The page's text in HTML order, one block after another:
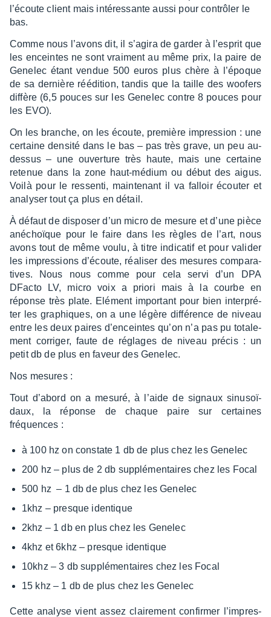
l’écoute client mais inté­res­sante aussi pour contrô­ler le
bas.
Comme nous l’avons dit, il s’agira de garder à l’es­prit que
les enceintes ne sont vrai­ment au même prix, la paire de
Gene­lec étant vendue 500 euros plus chère à l’époque
de sa dernière réédi­tion, tandis que la taille des woofers
diffère (6,5 pouces sur les Gene­lec contre 8 pouces pour
les EVO).
On les branche, on les écoute, première impres­sion : une
certaine densité dans le bas – pas très grave, un peu au-
dessus – une ouver­ture très haute, mais une certaine
rete­nue dans la zone haut-médium ou début des aigus.
Voilà pour le ressenti, main­te­nant il va falloir écou­ter et
analy­ser tout ça plus en détail.
À défaut de dispo­ser d’un micro de mesure et d’une pièce
anéchoïque pour le faire dans les règles de l’art, nous
avons tout de même voulu, à titre indi­ca­tif et pour vali­der
les impres­sions d’écoute, réali­ser des mesures compa­ra­
tives. Nous nous comme pour cela servi d’un DPA
DFacto LV, micro voix a priori mais à la courbe en
réponse très plate. Elément impor­tant pour bien inter­pré­
ter les graphiques, on a une légère diffé­rence de niveau
entre les deux paires d’en­ceintes qu’on n’a pas pu tota­le­
ment corri­ger, faute de réglages de niveau précis : un
petit db de plus en faveur des Gene­lec.
Nos mesures :
Tout d’abord on a mesuré, à l’aide de signaux sinu­soï­
daux, la réponse de chaque paire sur certaines
fréquences :
à 100 hz on constate 1 db de plus chez les Gene­lec
200 hz – plus de 2 db supplé­men­taires chez les Focal
500 hz – 1 db de plus chez les Gene­lec
1khz – presque iden­tique
2khz – 1 db en plus chez les Gene­lec
4khz et 6khz – presque iden­tique
10khz – 3 db supplé­men­taires chez les Focal
15 khz – 1 db de plus chez les Gene­lec
Cette analyse vient assez clai­re­ment confir­mer l’im­pres­